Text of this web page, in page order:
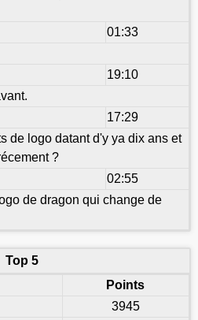
01:33
19:10
17:29
de logo datant d'y ya dix ans et
?
02:55
de dragon qui change de
Top 5
Points
3945